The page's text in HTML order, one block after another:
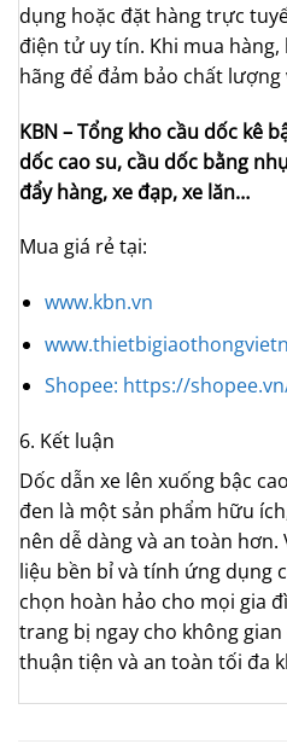
dụng hoặc đặt hàng trực
điện tử uy tín. Khi mua
hãng để đảm bảo chất lượng
KBN – Tổng kho cầu dốc kê
dốc cao su, cầu dốc bằng
đẩy hàng, xe đạp, xe lăn…
Mua giá rẻ tại:
www.kbn.vn
Shopee: https://
6. Kết luận
Dốc dẫn xe lên xuống bậc
đen là một sản phẩm hữu
nên dễ dàng và an toàn
liệu bền bỉ và tính ứng dụng
chọn hoàn hảo cho mọi gia
trang bị ngay cho không
thuận tiện và an toàn tối đa